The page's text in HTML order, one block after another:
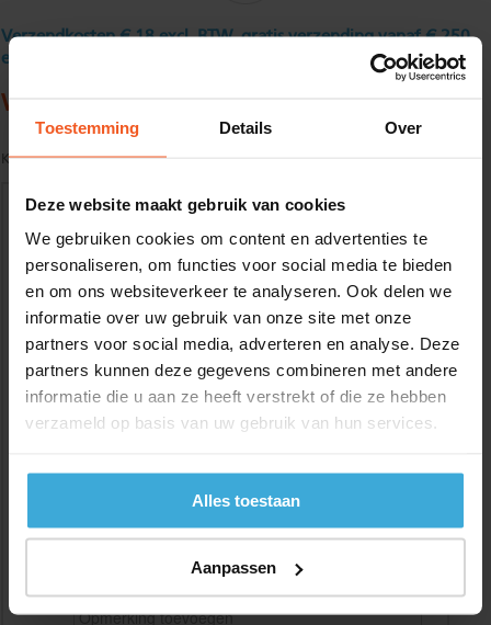
Toestemming Details Over
Deze website maakt gebruik van cookies
We gebruiken cookies om content en advertenties te
personaliseren, om functies voor social media te bieden
en om ons websiteverkeer te analyseren. Ook delen we
informatie over uw gebruik van onze site met onze
partners voor social media, adverteren en analyse. Deze
partners kunnen deze gegevens combineren met andere
informatie die u aan ze heeft verstrekt of die ze hebben
verzameld op basis van uw gebruik van hun services.
Alles toestaan
Aanpassen
Verzendkosten € 18 excl. BTW, gratis verzending vanaf € 250
excl. BTW
Warmgewalst hoekstaal 70 x 70 x 7 mm
Kwaliteit: S235JR volgens EN10025
Gewenste
lengtemaat in
(max. 2000 mm)
+/- 2 mm lengtetolerantie
Materiaalkosten
Alle bedragen zijn excl. 21% BTW